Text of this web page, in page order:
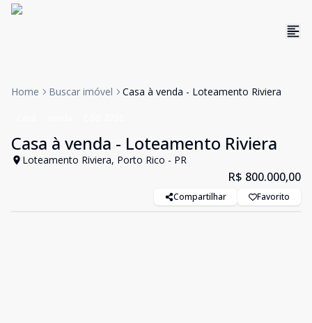
Home Buscar imóvel Casa à venda - Loteamento Riviera
Casa à venda - Loteamento Riviera
Loteamento Riviera, Porto Rico - PR
R$ 800.000,00
Compartilhar Favorito